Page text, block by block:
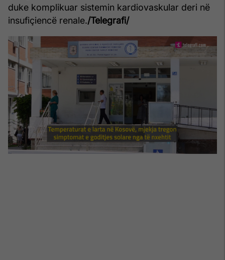
duke komplikuar sistemin kardiovaskular deri në
insufiçiencë renale./Telegrafi/